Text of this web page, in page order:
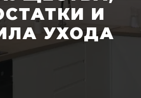
И
УХОДА